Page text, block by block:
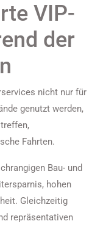
VIP-
der
nicht nur für
genutzt werden,
Fahrten.
Bau- und
hohen
Gleichzeitig
repräsentativen